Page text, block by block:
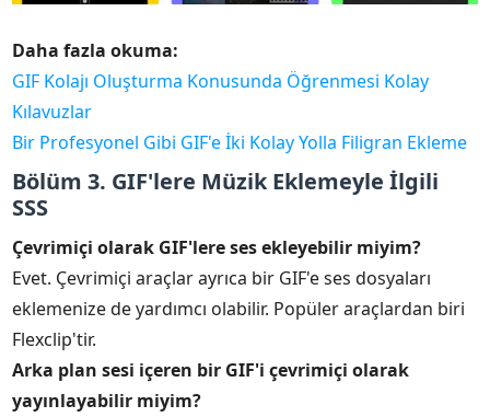
Daha fazla okuma:
GIF Kolajı Oluşturma Konusunda Öğrenmesi Kolay
Kılavuzlar
Bir Profesyonel Gibi GIF'e İki Kolay Yolla Filigran Ekleme
Bölüm 3. GIF'lere Müzik Eklemeyle İlgili
SSS
Çevrimiçi olarak GIF'lere ses ekleyebilir miyim?
Evet. Çevrimiçi araçlar ayrıca bir GIF'e ses dosyaları
eklemenize de yardımcı olabilir. Popüler araçlardan biri
Flexclip'tir.
Arka plan sesi içeren bir GIF'i çevrimiçi olarak
yayınlayabilir miyim?